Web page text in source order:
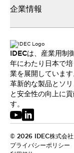
企業情報
IDECは、産業用制
年にわたり日本で
業を展開しています
革新的な製品とソ
と安全性の向上に
す。
© 2026 IDEC株式会社
プライバシーポリシー